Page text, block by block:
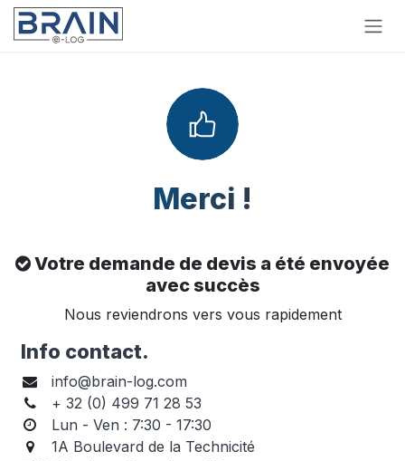
Se rendre au contenu
Merci !
Votre demande de devis a été envoyée
avec succès
Nous reviendrons vers vous rapidement
Info contact.
info@brain-log.com
+ 32 (0) 499 71 28 53
Lun - Ven : 7:30 - 17:30
1A Boulevard de la Technicité